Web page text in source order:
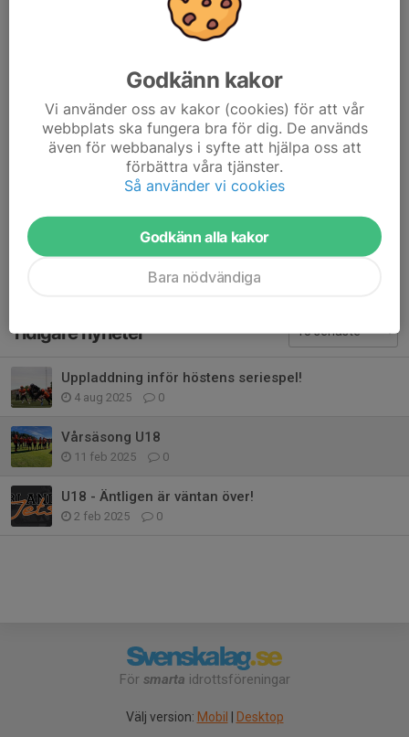
I år spelas säsongen 2025 i den amerikanska fotbollen med
U15 och U18, båda serierna spelas under vår och höst.
Vårsäsongen spelas i mindre spelformat (7 mot 7), med flera
lag och matcher på samma dag och plats.
Spelschema och tabell
https://amerikanskfotboll.swe3.se/tabeller/u18-utveckling/
Dela nyhet
Tidigare nyheter
Uppladdning inför höstens seriespel!
4 aug 2025 0
Vårsäsong U18
11 feb 2025 0
U18 - Äntligen är väntan över!
2 feb 2025 0
För smarta idrottsföreningar
Välj version: Mobil | Desktop
Godkänn kakor
Vi använder oss av kakor (cookies) för att vår
webbplats ska fungera bra för dig. De används
även för webbanalys i syfte att hjälpa oss att
förbättra våra tjänster.
Så använder vi cookies
Godkänn alla kakor
Bara nödvändiga